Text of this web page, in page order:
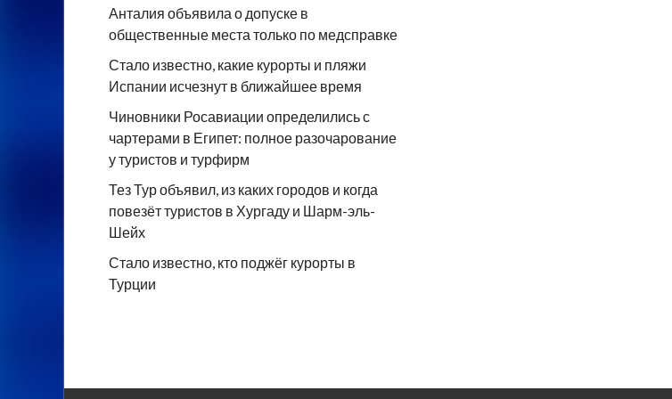
Анталия объявила о допуске в
общественные места только по медсправке
Стало известно, какие курорты и пляжи
Испании исчезнут в ближайшее время
Чиновники Росавиации определились с
чартерами в Египет: полное разочарование
у туристов и турфирм
Тез Тур объявил, из каких городов и когда
повезёт туристов в Хургаду и Шарм-эль-
Шейх
Стало известно, кто поджёг курорты в
Турции